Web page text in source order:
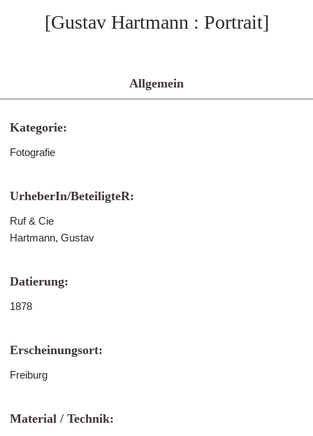
[Gustav Hartmann : Portrait]
Allgemein
Kategorie:
Fotografie
UrheberIn/BeteiligteR:
Ruf & Cie
Hartmann, Gustav
Datierung:
1878
Erscheinungsort:
Freiburg
Material / Technik: